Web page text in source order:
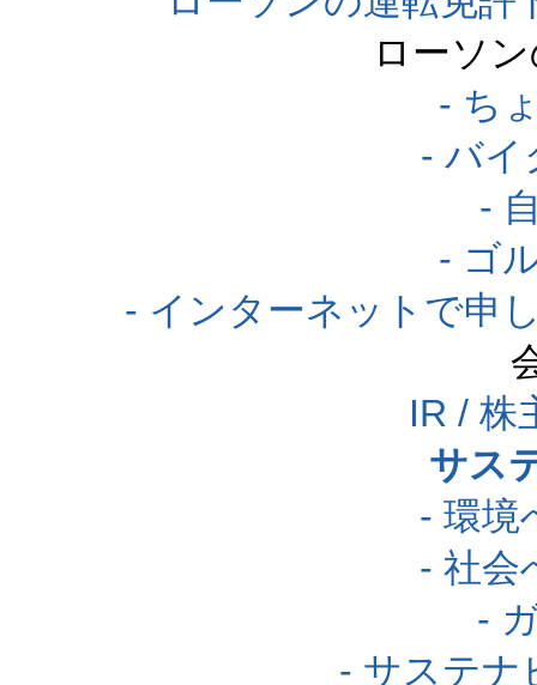
ローソ
- ち
- バイ
-
- ゴ
- インターネットで申
IR / 株
サス
- 環境
- 社会
-
- サステナ